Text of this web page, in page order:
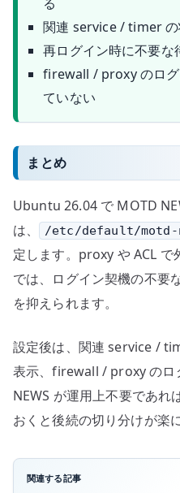
関連 service / timer
再ログイン時に不要な
firewall / proxy のログ
ていない
まとめ
Ubuntu 26.04 で MOTD
は、
/etc/default/motd-
定します。proxy や ACL
では、ログイン契機の不要
を抑えられます。
設定後は、関連 service /
表示、firewall / proxy のロ
NEWS が運用上不要であれ
おくと後続の切り分けが楽
関連する記事